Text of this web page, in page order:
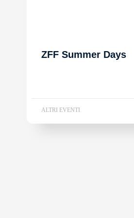
ZFF Summer Days
ALTRI EVENTI